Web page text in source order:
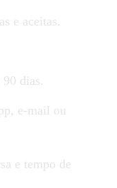
e aceitas.
dias.
e-mail ou
e tempo de